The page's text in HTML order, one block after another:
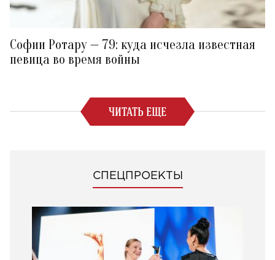
Софии Ротару — 79: куда исчезла известная
певица во время войны
ЧИТАТЬ ЕЩЕ
СПЕЦПРОЕКТЫ